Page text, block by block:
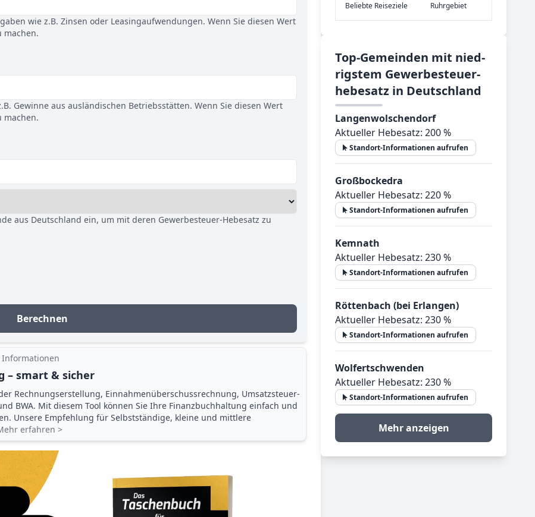
wie z.B. Zinsen oder Leasingaufwendungen. Wenn Sie diesen Wert
machen.
Gewinne aus ausländischen Betriebsstätten. Wenn Sie diesen Wert
machen.
aus Deutschland ein, um mit deren Gewerbesteuer-Hebesatz zu
Berechnen
– smart & sicher
Rechnungserstellung, Einnahmenüberschuss­rechnung, Umsatzsteuer­
BWA. Mit diesem Tool können Sie Ihre Finanz­buchhaltung einfach und
Unsere Empfehlung für Selbstständige, kleine und mittlere
erfahren >
Be­lieb­te Rei­se­zie­le Ruhrgebiet
Top-­Ge­mein­den mit nied­
rig­stem Ge­wer­be­steu­er­
he­be­satz in Deutsch­land
Langenwolschendorf
Aktueller Hebesatz: 200 %
Standort-Informationen aufrufen
Großbockedra
Aktueller Hebesatz: 220 %
Standort-Informationen aufrufen
Kemnath
Aktueller Hebesatz: 230 %
Standort-Informationen aufrufen
Röttenbach (bei Erlangen)
Aktueller Hebesatz: 230 %
Standort-Informationen aufrufen
Wolfertschwenden
Aktueller Hebesatz: 230 %
Standort-Informationen aufrufen
Mehr anzeigen